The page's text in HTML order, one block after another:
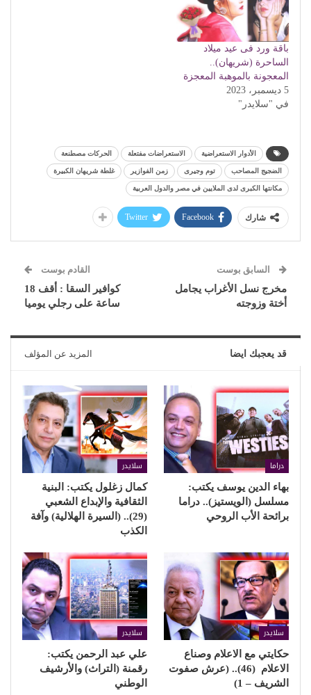
باقة ورد فى عيد ميلاد
الساحرة (شريهان)..
المعجونة بالموهبة المعجزة
5 ديسمبر، 2023
في "سلايدر"
الأدوار الاستعراضية الاستعراضات مفتعلة الحركات مصطنعة
الضجيج المصاحب توم وجيرى زمن الفوازير غلطة شريهان الكبيرة
مكانتها الكبرى لدى الملايين في مصر والدول العربية
شارك Facebook
Twitter
السابق بوست
مخرج نسل الأغراب يجامل
أختة وزوجته
القادم بوست
كوافير السقا : أقف 18
ساعة على رجلي يوميا
قد يعجبك ايضا المزيد عن المؤلف
دراما
بهاء الدين يوسف يكتب:
مسلسل (الويستيز).. دراما
برائحة الأب الروحي
سلايدر
كمال زغلول يكتب: البنية
الثقافية والإبداع الشعبي
(29).. (السيرة الهلالية) وآفة
الكذب
سلايدر
حكايتي مع الاعلام وصناع
الاعلام (46).. (عرش صفوت
الشريف – 1)
سلايدر
علي عبد الرحمن يكتب:
رقمنة (التراث) والأرشيف
الوطني